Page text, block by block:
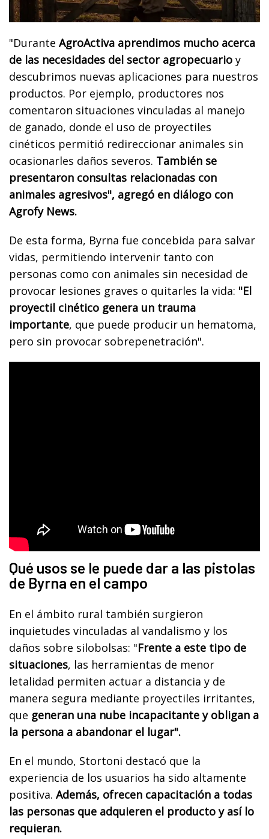
"Durante AgroActiva aprendimos mucho acerca
de las necesidades del sector agropecuario y
descubrimos nuevas aplicaciones para nuestros
productos. Por ejemplo, productores nos
comentaron situaciones vinculadas al manejo
de ganado, donde el uso de proyectiles
cinéticos permitió redireccionar animales sin
ocasionarles daños severos. También se
presentaron consultas relacionadas con
animales agresivos", agregó en diálogo con
Agrofy News.
De esta forma, Byrna fue concebida para salvar
vidas, permitiendo intervenir tanto con
personas como con animales sin necesidad de
provocar lesiones graves o quitarles la vida: "El
proyectil cinético genera un trauma
importante, que puede producir un hematoma,
pero sin provocar sobrepenetración".
Qué usos se le puede dar a las pistolas
de Byrna en el campo
En el ámbito rural también surgieron
inquietudes vinculadas al vandalismo y los
daños sobre silobolsas: "Frente a este tipo de
situaciones, las herramientas de menor
letalidad permiten actuar a distancia y de
manera segura mediante proyectiles irritantes,
que generan una nube incapacitante y obligan a
la persona a abandonar el lugar".
En el mundo, Stortoni destacó que la
experiencia de los usuarios ha sido altamente
positiva. Además, ofrecen capacitación a todas
las personas que adquieren el producto y así lo
requieran.